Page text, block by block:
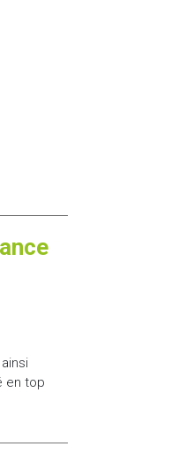
en top